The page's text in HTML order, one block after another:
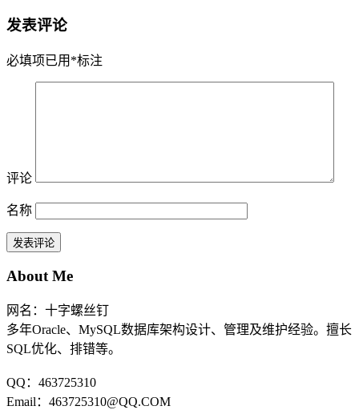
发表评论
必填项已用 *标注
评论
名称
About Me
网名：十字螺丝钉
多年Oracle、MySQL数据库架构设计、管理及维护经验。擅长
SQL优化、排错等。
QQ：463725310
Email：463725310@QQ.COM